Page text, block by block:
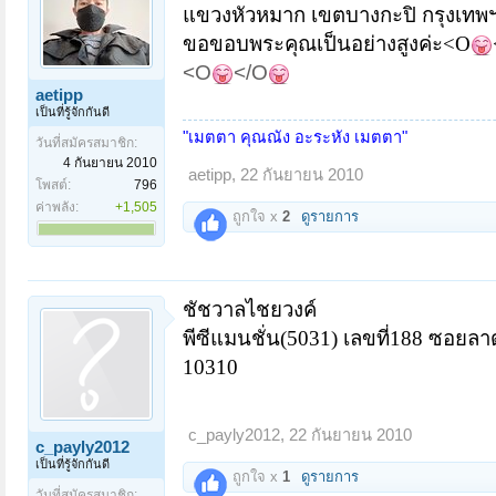
aetipp
เป็นที่รู้จักกันดี
วันที่สมัครสมาชิก:
4 กันยายน 2010
โพสต์:
796
ค่าพลัง:
+1,505
แขวงหัวหมาก เขตบางกะปิ กรุงเทพ
ขอขอบพระคุณเป็นอย่างสูงค่ะ<O
<O
</O
"เมตตา คุณณัง อะระหัง เมตตา"
aetipp, 22 กันยายน 2010
ถูกใจ x 2 ดูรายการ
c_payly2012
เป็นที่รู้จักกันดี
ชัชวาลไชยวงค์
พีซีแมนชั่น(5031) เลขที่188 ซอยล
10310
c_payly2012, 22 กันยายน 2010
ถูกใจ x 1 ดูรายการ